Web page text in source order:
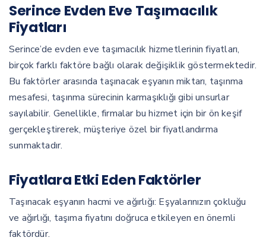
Serince Evden Eve Taşımacılık
Fiyatları
Serince’de evden eve taşımacılık hizmetlerinin fiyatları,
birçok farklı faktöre bağlı olarak değişiklik göstermektedir.
Bu faktörler arasında taşınacak eşyanın miktarı, taşınma
mesafesi, taşınma sürecinin karmaşıklığı gibi unsurlar
sayılabilir. Genellikle, firmalar bu hizmet için bir ön keşif
gerçekleştirerek, müşteriye özel bir fiyatlandırma
sunmaktadır.
Fiyatlara Etki Eden Faktörler
Taşınacak eşyanın hacmi ve ağırlığı: Eşyalarınızın çokluğu
ve ağırlığı, taşıma fiyatını doğruca etkileyen en önemli
faktördür.